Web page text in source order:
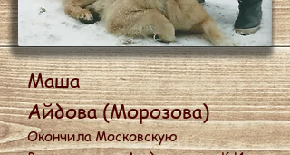
Маша
Айдова (Морозова)
Окончила Московскую